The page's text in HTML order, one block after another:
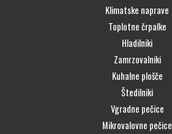
Klimatske naprave
Toplotne črpalke
Hladilniki
Zamrzovalniki
Kuhalne plošče
Štedilniki
Vgradne pečice
Mikrovalovne pečice